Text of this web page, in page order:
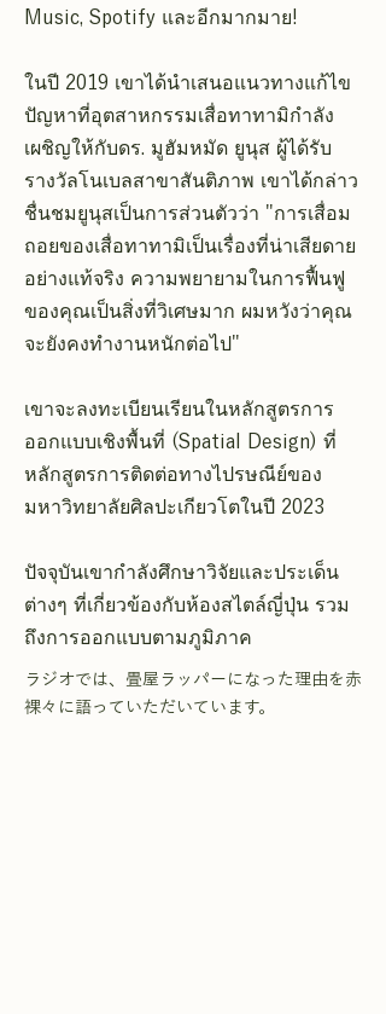
Music, Spotify และอีกมากมาย!
ในปี 2019 เขาได้นำเสนอแนวทางแก้ไข
ปัญหาที่อุตสาหกรรมเสื่อทาทามิกำลัง
เผชิญให้กับดร. มูฮัมหมัด ยูนุส ผู้ได้รับ
รางวัลโนเบลสาขาสันติภาพ เขาได้กล่าว
ชื่นชมยูนุสเป็นการส่วนตัวว่า "การเสื่อม
ถอยของเสื่อทาทามิเป็นเรื่องที่น่าเสียดาย
อย่างแท้จริง ความพยายามในการฟื้นฟู
ของคุณเป็นสิ่งที่วิเศษมาก ผมหวังว่าคุณ
จะยังคงทำงานหนักต่อไป"
เขาจะลงทะเบียนเรียนในหลักสูตรการ
ออกแบบเชิงพื้นที่ (Spatial Design) ที่
หลักสูตรการติดต่อทางไปรษณีย์ของ
มหาวิทยาลัยศิลปะเกียวโตในปี 2023
ปัจจุบันเขากำลังศึกษาวิจัยและประเด็น
ต่างๆ ที่เกี่ยวข้องกับห้องสไตล์ญี่ปุ่น รวม
ถึงการออกแบบตามภูมิภาค
ラジオでは、畳屋ラッパーになった理由を赤
裸々に語っていただいています。